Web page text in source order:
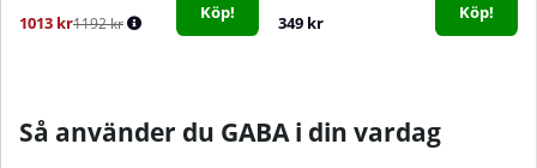
1013 kr1192 kr
Köp! 349 kr Köp!
Så använder du GABA i din vardag